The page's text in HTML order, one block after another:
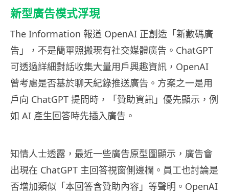
新型廣告模式浮現
The Information 報道 OpenAI 正創造「新數碼廣
告」，不是簡單照搬現有社交媒體廣告。ChatGPT
可透過詳細對話收集大量用戶興趣資訊，OpenAI
曾考慮是否基於聊天紀錄推送廣告。方案之一是用
戶向 ChatGPT 提問時，「贊助資訊」優先顯示，例
如 AI 產生回答時先插入廣告。
知情人士透露，最近一些廣告原型圖顯示，廣告會
出現在 ChatGPT 主回答視窗側邊欄。員工也討論是
否增加類似「本回答含贊助內容」等聲明。OpenAI